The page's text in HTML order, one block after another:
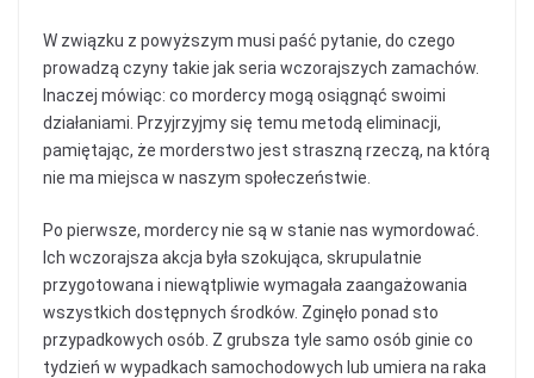
W związku z powyższym musi paść pytanie, do czego
prowadzą czyny takie jak seria wczorajszych zamachów.
Inaczej mówiąc: co mordercy mogą osiągnąć swoimi
działaniami. Przyjrzyjmy się temu metodą eliminacji,
pamiętając, że morderstwo jest straszną rzeczą, na którą
nie ma miejsca w naszym społeczeństwie.
Po pierwsze, mordercy nie są w stanie nas wymordować.
Ich wczorajsza akcja była szokująca, skrupulatnie
przygotowana i niewątpliwie wymagała zaangażowania
wszystkich dostępnych środków. Zginęło ponad sto
przypadkowych osób. Z grubsza tyle samo osób ginie co
tydzień w wypadkach samochodowych lub umiera na raka